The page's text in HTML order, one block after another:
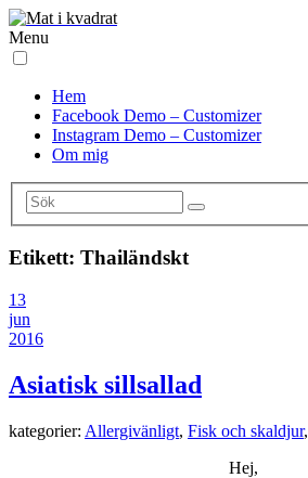
Menu
Hem
Facebook Demo – Customizer
Instagram Demo – Customizer
Om mig
Etikett: Thailändskt
13
jun
2016
Asiatisk sillsallad
kategorier: Allergivänligt, Fisk och skaldjur,
Hej,